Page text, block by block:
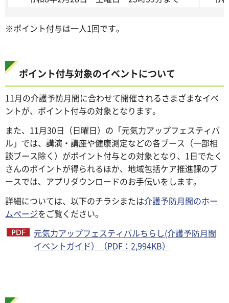
※ポイント付与は一人1回です。
ポイント付与対象のイベントについて
11月の介護予防月間に合わせて開催されるさまざまなイベ
ントが、ポイント付与の対象となります。
また、11月30日（日曜日）の「元気力アップフェスティバ
ル」では、講演・講座や健康測定などの各ブース（一部相
談ブース除く）がポイント付与との対象となり、1日でたく
さんのポイントが得られるほか、地域包括ケア推進課のブ
ースでは、アプリダウンロードのお手伝いをします。
詳細については、以下のチラシまたは介護予防月間のホー
ムページをご覧ください。
元気力アップフェスティバルちらし(介護予防月間
イベントガイド）（PDF：2,994KB）